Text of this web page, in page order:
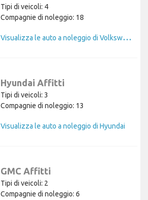
Tipi di veicoli: 4
Compagnie di noleggio: 18
V
isualizza le auto a noleggio di Volkswagen
Hyundai Affitti
Tipi di veicoli: 3
Compagnie di noleggio: 13
Visualizza le auto a noleggio di Hyundai
GMC Affitti
Tipi di veicoli: 2
Compagnie di noleggio: 6